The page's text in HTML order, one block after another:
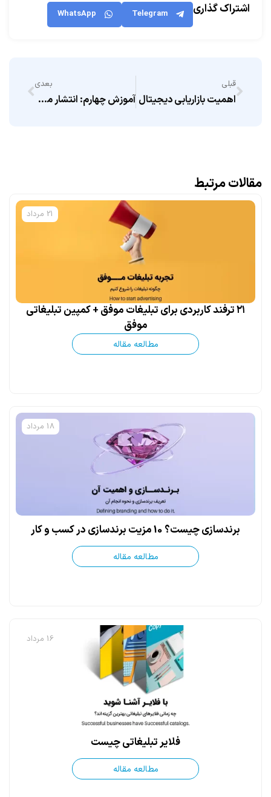
اشتراک گذاری Telegram
WhatsApp
قبلی
اهمیت بازاریابی دیجیتال
بعدی
آموزش چهارم: انتشار مبتنی بر مکان
مقالات مرتبط
21 مرداد
۲۱ ترفند کاربردی برای تبلیغات موفق + کمپین تبلیغاتی
موفق
مطالعه مقاله
18 مرداد
برندسازی چیست؟ 10 مزیت برندسازی در کسب و کار
مطالعه مقاله
16 مرداد
فلایر تبلیغاتی چیست
مطالعه مقاله